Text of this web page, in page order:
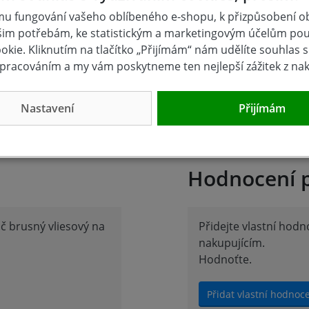
a leštění kovu, dřeva, koroze, starých natěrů atd.
brusný vliesový na
Hodnocení
Přidejte vlastní
nakupujícím.
Hodnoťte.
Přidat vlastní
fungování vašeho oblíbeného e-shopu, k přizpůsobení
potřebám, ke statistickým a marketingovým účelům
Kliknutím na tlačítko „Přijímám“ nám udělíte souhlas
a my vám poskytneme ten nejlepší zážitek z
Nastavení Přijímám